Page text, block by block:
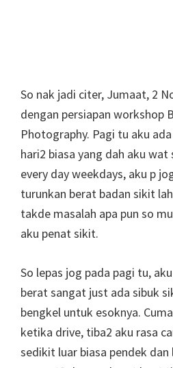
So nak jadi citer, Jumaat, 2
dengan persiapan workshop
Photography. Pagi tu aku
hari2 biasa yang dah aku wat
every day weekdays, aku p
turunkan berat badan sikit
takde masalah apa pun so
aku penat sikit.
So lepas jog pada pagi tu,
berat sangat just ada sibuk
bengkel untuk esoknya.
ketika drive, tiba2 aku rasa
sedikit luar biasa pendek dan